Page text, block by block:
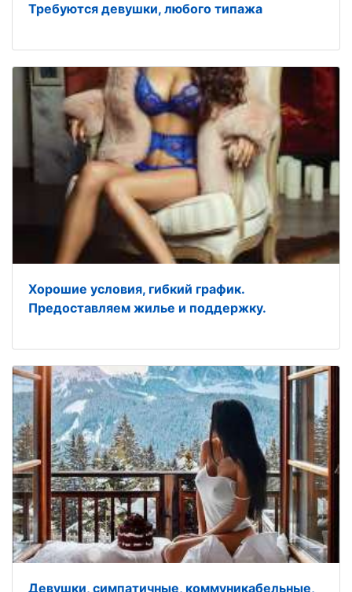
Требуются девушки, любого типажа
Хорошие условия, гибкий график.
Предоставляем жилье и поддержку.
Девушки, симпатичные, коммуникабельные,